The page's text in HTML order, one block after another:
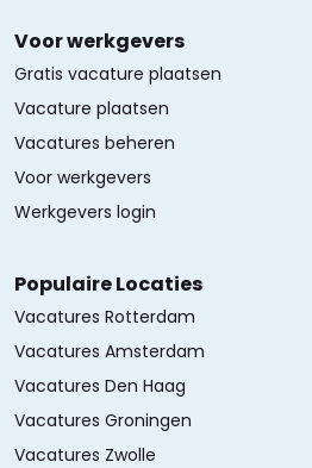
Voor werkgevers
Gratis vacature plaatsen
Vacature plaatsen
Vacatures beheren
Voor werkgevers
Werkgevers login
Populaire Locaties
Vacatures Rotterdam
Vacatures Amsterdam
Vacatures Den Haag
Vacatures Groningen
Vacatures Zwolle